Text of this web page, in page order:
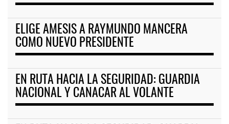
ELIGE AMESIS A RAYMUNDO MANCERA
COMO NUEVO PRESIDENTE
EN RUTA HACIA LA SEGURIDAD: GUARDIA
NACIONAL Y CANACAR AL VOLANTE